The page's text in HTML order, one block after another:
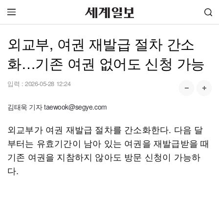
외교부, 여권 재발급 절차 간소
화…기존 여권 없어도 신청 가능
입력 : 2026-05-28 12:24
김태욱 기자 taewook@segye.com
외교부가 여권 재발급 절차를 간소화한다. 다음 달
부터는 유효기간이 남아 있는 여권을 재발급받을 때
기존 여권을 지참하지 않아도 방문 신청이 가능하
다.